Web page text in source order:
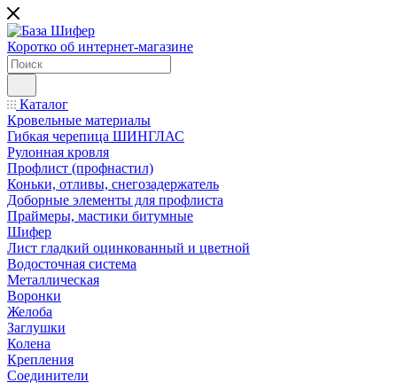
Коротко об интернет-магазине
Каталог
Кровельные материалы
Гибкая черепица ШИНГЛАС
Рулонная кровля
Профлист (профнастил)
Коньки, отливы, снегозадержатель
Доборные элементы для профлиста
Праймеры, мастики битумные
Шифер
Лист гладкий оцинкованный и цветной
Водосточная система
Металлическая
Воронки
Желоба
Заглушки
Колена
Крепления
Соединители